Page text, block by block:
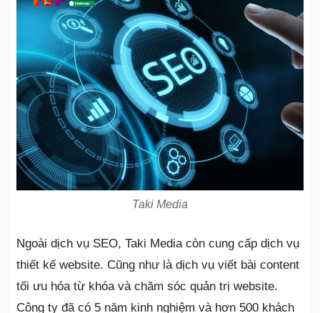
Taki Media
Ngoài dịch vụ SEO, Taki Media còn cung cấp dịch vụ
thiết kế website. Cũng như là dịch vụ viết bài content
tối ưu hóa từ khóa và chăm sóc quản trị website.
Công ty đã có 5 năm kinh nghiệm và hơn 500 khách